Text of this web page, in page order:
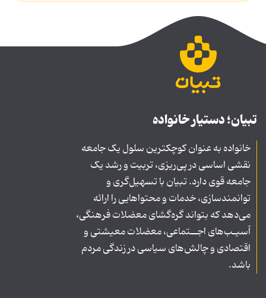
تبیان؛ دستیار خانواده
خانواده به عنوان کوچکترین سلول یک جامعه
نقشی اساسی در پی‌ریزی، تربیت و رشد یک
جامعه قوی دارد. تبیان با تسهیل‌گری و
توانمندسازی، خدمات و محتواهایی را ارائه
می‌دهد که بتواند گره‌گشای معضلات فرهنگی،
آسیـب‌های اجــتماعی، معضلات معیشتی و
اقتصادی و چالش‌های سیاسی در زندگی مردم
باشد.